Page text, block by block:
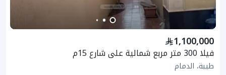
1,100,000
فيلا 300 متر مربع شمالية على شارع 15م
طيبة، الدمام